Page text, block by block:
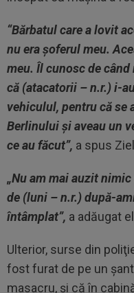
“Bărbatul care a lovit
nu era şoferul meu.
meu. Îl cunosc de
că (atacatorii – n.r.) i-
vehiculul, pentru că se
Berlinului şi aveau un
ce au făcut”, a spus
„Nu am mai auzit
de (luni – n.r.) după-
întâmplat”, a adăugat
Ulterior, surse din
fost furat de pe un
masacru, şi că în